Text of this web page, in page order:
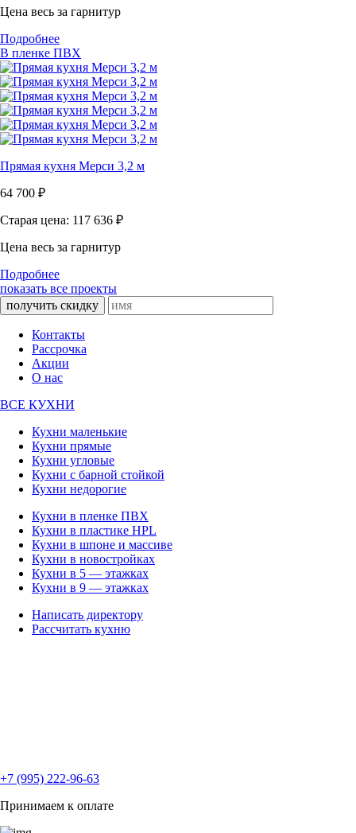
Цена весь за гарнитур
Подробнее
В пленке ПВХ
Прямая кухня Мерси 3,2 м
64 700 ₽
Старая цена: 117 636 ₽
Цена весь за гарнитур
Подробнее
показать все проекты
получить скидку
Контакты
Рассрочка
Акции
О нас
ВСЕ КУХНИ
Кухни маленькие
Кухни прямые
Кухни угловые
Кухни с барной стойкой
Кухни недорогие
Кухни в пленке ПВХ
Кухни в пластике HPL
Кухни в шпоне и массиве
Кухни в новостройках
Кухни в 5 — этажках
Кухни в 9 — этажках
Написать директору
Рассчитать кухню
+7 (995) 222-96-63
Принимаем к оплате